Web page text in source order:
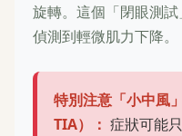
旋轉。這個「閉眼測
偵測到輕微肌力下降。
特別注意「小中風
TIA）： 症狀可能